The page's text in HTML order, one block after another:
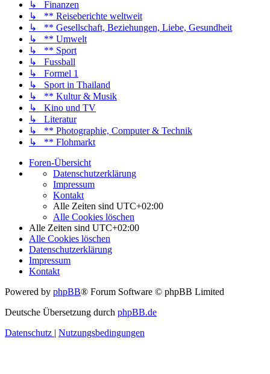
↳ Finanzen
↳ ** Reiseberichte weltweit
↳ ** Gesellschaft, Beziehungen, Liebe, Gesundheit
↳ ** Umwelt
↳ ** Sport
↳ Fussball
↳ Formel 1
↳ Sport in Thailand
↳ ** Kultur & Musik
↳ Kino und TV
↳ Literatur
↳ ** Photographie, Computer & Technik
↳ ** Flohmarkt
Foren-Übersicht
Datenschutzerklärung
Impressum
Kontakt
Alle Zeiten sind UTC+02:00
Alle Cookies löschen
Alle Zeiten sind UTC+02:00
Alle Cookies löschen
Datenschutzerklärung
Impressum
Kontakt
Powered by phpBB® Forum Software © phpBB Limited
Deutsche Übersetzung durch phpBB.de
Datenschutz | Nutzungsbedingungen